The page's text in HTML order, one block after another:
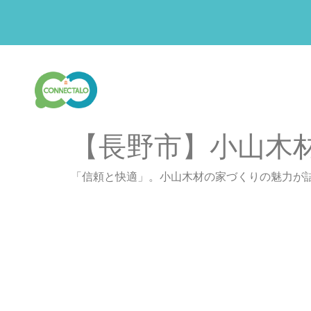
【長野市】小山木
「信頼と快適」。小山木材の家づくりの魅力